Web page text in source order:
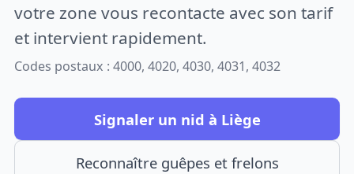
votre zone vous recontacte avec son tarif
et intervient rapidement.
Codes postaux : 4000, 4020, 4030, 4031, 4032
Signaler un nid à Liège
Reconnaître guêpes et frelons